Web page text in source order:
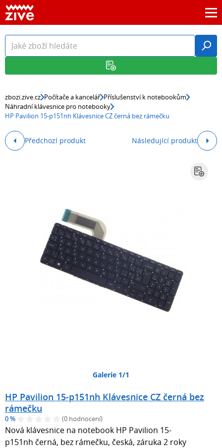
zbozi.zive.cz Počítače a kancelář Příslušenství k notebookům
Náhradní klávesnice pro notebooky
HP Pavilion 15-p151nh Klávesnice CZ černá bez rámečku
Předchozí produkt Následující produkt
Galerie 1/1
HP Pavilion 15-p151nh Klávesnice CZ černá bez
rámečku
0 % (0 hodnocení)
Nová klávesnice na notebook HP Pavilion 15-
p151nh černá, bez rámečku, česká, záruka 2 roky